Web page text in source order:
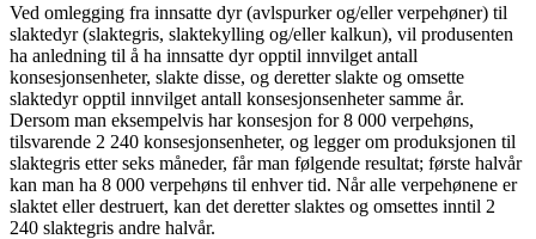
Ved omlegging fra innsatte dyr (avlspurker og/eller verpehøner) til
slaktedyr (slaktegris, slaktekylling og/eller kalkun), vil produsenten
ha anledning til å ha innsatte dyr opptil innvilget antall
konsesjonsenheter, slakte disse, og deretter slakte og omsette
slaktedyr opptil innvilget antall konsesjonsenheter samme år.
Dersom man eksempelvis har konsesjon for 8 000 verpehøns,
tilsvarende 2 240 konsesjonsenheter, og legger om produksjonen til
slaktegris etter seks måneder, får man følgende resultat; første halvår
kan man ha 8 000 verpehøns til enhver tid. Når alle verpehønene er
slaktet eller destruert, kan det deretter slaktes og omsettes inntil 2
240 slaktegris andre halvår.